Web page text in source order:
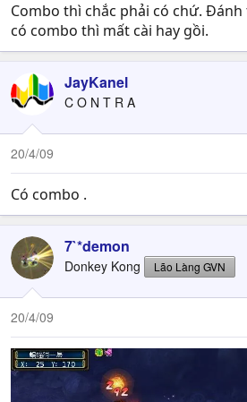
Combo thì chắc phải có chứ.
có combo thì mất cài hay gồi.
JayKanel
C O N T R A
20/4/09
Có combo .
7`*demon
Donkey Kong Lão Làng GVN
20/4/09